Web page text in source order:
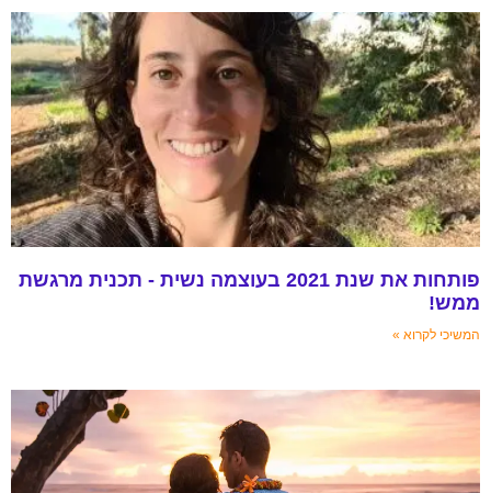
פותחות את שנת 2021 בעוצמה נשית - תכנית מרגשת
לקרוא »